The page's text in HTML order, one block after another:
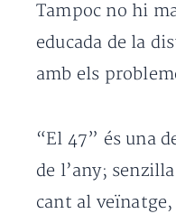
Tampoc no hi
educada de la
amb els
“El 47” és una
de l’any;
cant al